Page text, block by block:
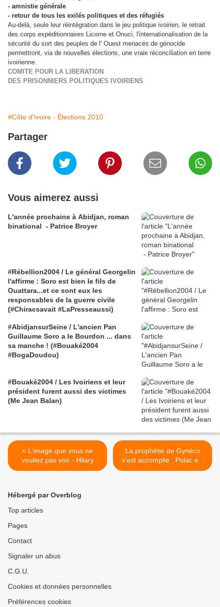
- amnistie générale
- retour de tous les exilés politiques et des réfugiés
Au-delà, seule leur réintégration dans le jeu politique ivoirien, le retrait
des corps expéditionnaires Licorne et Onuci, l'internationalisation de la
sécurité du sort des peuples de l' Ouest menacés de génocide
permettront, via de nouvelles élections, une vraie réconciliation en terre
ivoirienne.
COMITE POUR LA LIBERATION
DES PRISONNIERS POLITIQUES IVOIRIENS
#Côte d'Ivoire - Élections 2010
Partager
Vous aimerez aussi
L'année prochaine à Abidjan, roman
binational - Patrice Broyer
#Rébellion2004 / Le général Georgelin
l'affirme : Soro est bien le fils de
Ouattara...et ce sont eux les
responsables de la guerre civile
(#Chiracsavait #LaPresseaussi)
#AbidjansurSeine / L'ancien Pan
Guillaume Soro a le Bourdon ... dans
sa manche ! (#Bouaké2004
#BogaDoudou)
#Bouaké2004 / Les Ivoiriens et leur
président furent aussi des victimes
(Me Jean Balan)
< L'image que vous ne
vouliez pas voir - Hilary
Clinton danse en Afrique du
La prophétie de Gynéco
s'est accomplie : Polac est
mort (10ème minute) -
Hébergé par Overblog
Top articles
Pages
Contact
Signaler un abus
C.G.U.
Cookies et données personnelles
Préférences cookies